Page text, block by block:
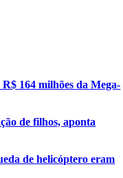
164 milhões da Mega-
de filhos, aponta
de helicóptero eram